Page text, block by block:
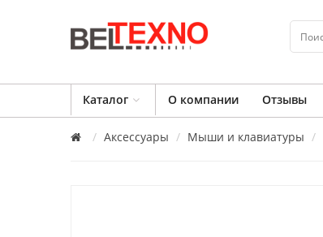
Каталог О компании Отзывы
Аксессуары Мыши и клавиатуры